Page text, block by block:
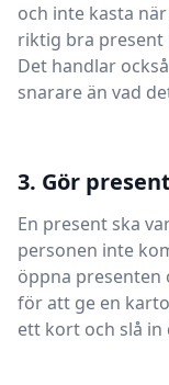
och inte kasta
riktig bra present
Det handlar
snarare än vad
3. Gör
En present ska
personen inte
öppna presenten
för att ge en
ett kort och slå in